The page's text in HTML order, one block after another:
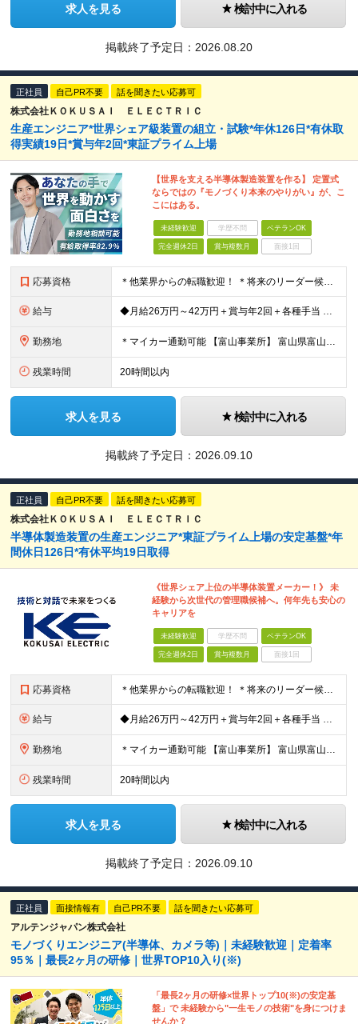
求人を見る 検討中に入れる
掲載終了予定日： 2026.08.20
正社員 自己PR不要 話を聞きたい応募可
株式会社ＫＯＫＵＳＡＩ ＥＬＥＣＴＲＩＣ
生産エンジニア*世界シェア級装置の組立・試験*年休126日*有休取
得実績19日*賞与年2回*東証プライム上場
【世界を支える半導体製造装置を作る】 定置式
ならではの『モノづくり本来のやりがい』が、こ
こにはある。
未経験歓迎 学歴不問 ベテランOK
完全週休2日 賞与複数月 面接1回
応募資格 ＊他業界からの転職歓迎！ ＊将来のリーダー候補募集 ◆高卒以上 ◆何らかのモノづくりに関わる実務経験がある方（業界不問） ※製造現場だけでなく、品質管理、生産技術、品質保証、設計関連の 経験者も幅
給与 ◆月給26万円～42万円＋賞与年2回＋各種手当 ※試用期間3ヶ月あり（給与・待遇に差異なし） ※残業代別途全額支給 【担当者レベル（経験7年以上）の場合】 ◆月給26万円～32万円を想定 【主任・リ
勤務地 ＊マイカー通勤可能 【富山事業所】 富山県富山市八尾町保内2丁目1番地 【砺波事業所】 富山県砺波市下中条110番地1 (変更の範囲)上記を除く当社関連勤務地
残業時間 20時間以内
求人を見る 検討中に入れる
掲載終了予定日： 2026.09.10
正社員 自己PR不要 話を聞きたい応募可
株式会社ＫＯＫＵＳＡＩ ＥＬＥＣＴＲＩＣ
半導体製造装置の生産エンジニア*東証プライム上場の安定基盤*年
間休日126日*有休平均19日取得
《世界シェア上位の半導体装置メーカー！》 未
経験から次世代の管理職候補へ。何年先も安心の
キャリアを
未経験歓迎 学歴不問 ベテランOK
完全週休2日 賞与複数月 面接1回
応募資格 ＊他業界からの転職歓迎！ ＊将来のリーダー候補募集 ◆高卒以上 ◆何らかのモノづくりに関わる実務経験がある方（業界不問） ※製造現場だけでなく、品質管理、生産技術、品質保証、設計関連の 経験者も幅
給与 ◆月給26万円～42万円＋賞与年2回＋各種手当 ※試用期間3ヶ月あり（給与・待遇に差異なし） ※残業代別途全額支給 【担当者レベル（経験7年以上）の場合】 ◆月給26万円～32万円を想定 【主任・リ
勤務地 ＊マイカー通勤可能 【富山事業所】 富山県富山市八尾町保内2丁目1番地 【砺波事業所】 富山県砺波市下中条110番地1 (変更の範囲)上記を除く当社関連勤務地
残業時間 20時間以内
求人を見る 検討中に入れる
掲載終了予定日： 2026.09.10
正社員 面接情報有 自己PR不要 話を聞きたい応募可
アルテンジャパン株式会社
モノづくりエンジニア(半導体、カメラ等)｜未経験歓迎｜定着率
95％｜最長2ヶ月の研修｜世界TOP10入り(※)
「最長2ヶ月の研修×世界トップ10(※)の安定基
盤」で 未経験から"一生モノの技術"を身につけま
せんか？